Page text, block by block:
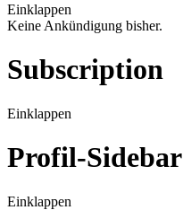
Einklappen
Keine Ankündigung bisher.
Subscription
Einklappen
Profil-Sidebar
Einklappen